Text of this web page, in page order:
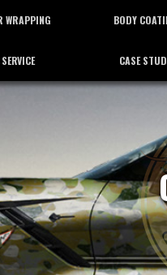
WRAPPING
ーラッピング
BODY
ボディーコーテ
SERVICE CASE